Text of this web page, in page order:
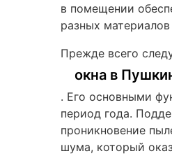
в помещении
разных
Прежде всего
окна в
. Его основными
период года.
проникновение
шума, который